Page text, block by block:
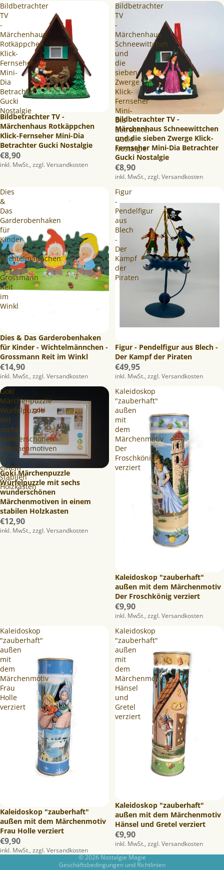
Bildbetrachter
TV
-
Märchenhaus
Rotkäppchen
Klick-
Fernseher
Mini-
Dia
Betrachter
Gucki
Nostalgie
Bildbetrachter TV -
Märchenhaus Rotkäppchen
Klick-Fernseher Mini-Dia
Betrachter Gucki Nostalgie
€8,90
inkl. MwSt., zzgl. Versandkosten
Bildbetrachter
TV
-
Märchenhaus
Schneewittchen
und
die
sieben
Zwerge
Klick-
Fernseher
Mini-
Dia
Betrachter
Gucki
Nostalgie
Bildbetrachter TV -
Märchenhaus Schneewittchen
und die sieben Zwerge Klick-
Fernseher Mini-Dia Betrachter
Gucki Nostalgie
€8,90
inkl. MwSt., zzgl. Versandkosten
Dies
&
Das
Garderobenhaken
für
Kinder
-
Wichtelmännchen
-
Grossmann
Reit
im
Winkl
Dies & Das Garderobenhaken
für Kinder - Wichtelmännchen -
Grossmann Reit im Winkl
€14,90
inkl. MwSt., zzgl. Versandkosten
Figur
-
Pendelfigur
aus
Blech
-
Der
Kampf
der
Piraten
Figur - Pendelfigur aus Blech -
Der Kampf der Piraten
€49,95
inkl. MwSt., zzgl. Versandkosten
Goki
Märchenpuzzle
Würfelpuzzle
mit
sechs
wunderschönen
Märchenmotiven
in
einem
stabilen
Holzkasten
Goki Märchenpuzzle
Würfelpuzzle mit sechs
wunderschönen
Märchenmotiven in einem
stabilen Holzkasten
€12,90
inkl. MwSt., zzgl. Versandkosten
Kaleidoskop
"zauberhaft"
außen
mit
dem
Märchenmotiv
Der
Froschkönig
verziert
Kaleidoskop "zauberhaft"
außen mit dem Märchenmotiv
Der Froschkönig verziert
€9,90
inkl. MwSt., zzgl. Versandkosten
Kaleidoskop
"zauberhaft"
außen
mit
dem
Märchenmotiv
Frau
Holle
verziert
Kaleidoskop "zauberhaft"
außen mit dem Märchenmotiv
Frau Holle verziert
€9,90
inkl. MwSt., zzgl. Versandkosten
Kaleidoskop
"zauberhaft"
außen
mit
dem
Märchenmotiv
Hänsel
und
Gretel
verziert
Kaleidoskop "zauberhaft"
außen mit dem Märchenmotiv
Hänsel und Gretel verziert
€9,90
inkl. MwSt., zzgl. Versandkosten
© 2026Nostalgie Magie
Geschäftsbedingungen und Richtlinien
Datenschutzerklärung
Kontaktinformationen
Impressum
Versand